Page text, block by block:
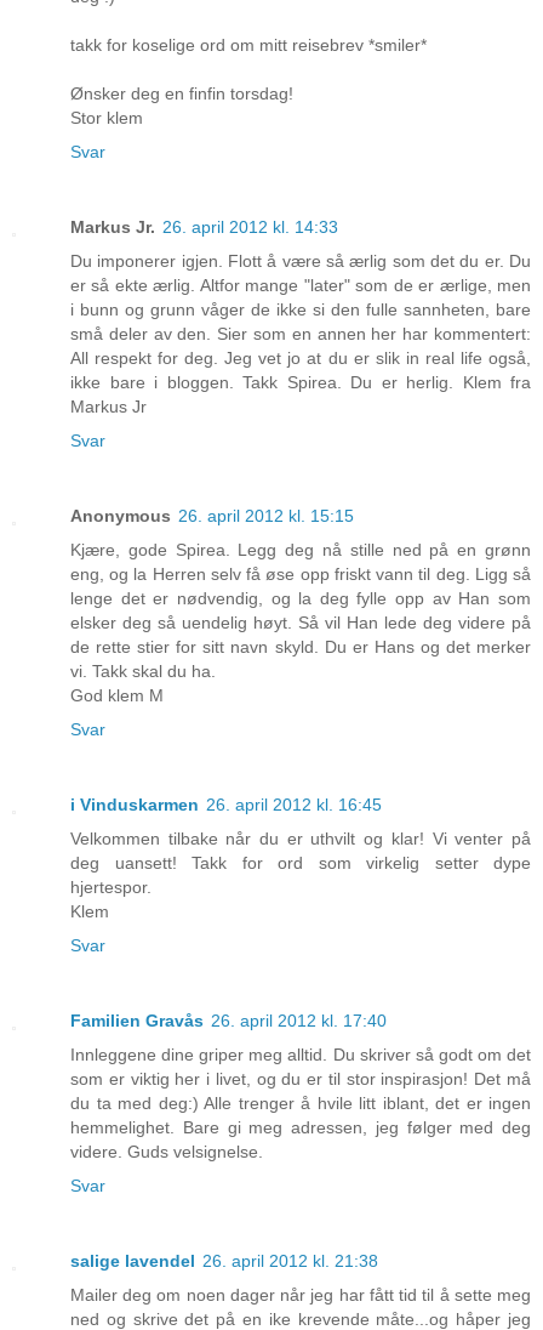
takk for koselige ord om mitt reisebrev *smiler*
Ønsker deg en finfin torsdag!
Stor klem
Svar
Markus Jr. 26. april 2012 kl. 14:33
Du imponerer igjen. Flott å være så ærlig som det du er. Du
er så ekte ærlig. Altfor mange "later" som de er ærlige, men
i bunn og grunn våger de ikke si den fulle sannheten, bare
små deler av den. Sier som en annen her har kommentert:
All respekt for deg. Jeg vet jo at du er slik in real life også,
ikke bare i bloggen. Takk Spirea. Du er herlig. Klem fra
Markus Jr
Svar
Anonymous 26. april 2012 kl. 15:15
Kjære, gode Spirea. Legg deg nå stille ned på en grønn
eng, og la Herren selv få øse opp friskt vann til deg. Ligg så
lenge det er nødvendig, og la deg fylle opp av Han som
elsker deg så uendelig høyt. Så vil Han lede deg videre på
de rette stier for sitt navn skyld. Du er Hans og det merker
vi. Takk skal du ha.
God klem M
Svar
i Vinduskarmen 26. april 2012 kl. 16:45
Velkommen tilbake når du er uthvilt og klar! Vi venter på
deg uansett! Takk for ord som virkelig setter dype
hjertespor.
Klem
Svar
Familien Gravås 26. april 2012 kl. 17:40
Innleggene dine griper meg alltid. Du skriver så godt om det
som er viktig her i livet, og du er til stor inspirasjon! Det må
du ta med deg:) Alle trenger å hvile litt iblant, det er ingen
hemmelighet. Bare gi meg adressen, jeg følger med deg
videre. Guds velsignelse.
Svar
salige lavendel 26. april 2012 kl. 21:38
Mailer deg om noen dager når jeg har fått tid til å sette meg
ned og skrive det på en ike krevende måte...og håper jeg